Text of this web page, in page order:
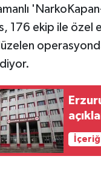
176 ekip ile özel